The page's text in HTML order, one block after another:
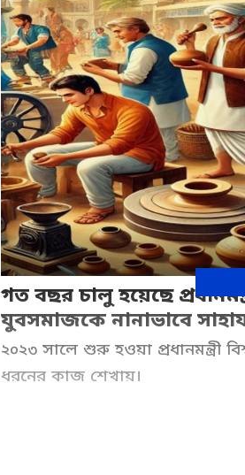
গত বছর চালু হয়েছে
যুবসমাজকে নানাভাবে
২০২৩ সালে শুরু হওয়া প্রধানমন্ত্রী
ধরনের কাজ শেখায়।